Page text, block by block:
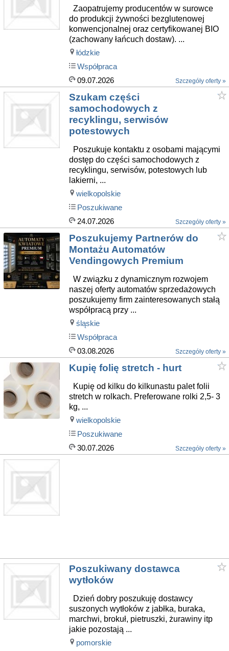
Zaopatrujemy producentów w surowce
do produkcji żywności bezglutenowej
konwencjonalnej oraz certyfikowanej BIO
(zachowany łańcuch dostaw). ...
łódzkie
Współpraca
09.07.2026
Szczegóły oferty »
Szukam części
samochodowych z
recyklingu, serwisów
potestowych
Poszukuje kontaktu z osobami mającymi
dostęp do części samochodowych z
recyklingu, serwisów, potestowych lub
lakierni, ...
wielkopolskie
Poszukiwane
24.07.2026
Szczegóły oferty »
Poszukujemy Partnerów do
Montażu Automatów
Vendingowych Premium
W związku z dynamicznym rozwojem
naszej oferty automatów sprzedażowych
poszukujemy firm zainteresowanych stałą
współpracą przy ...
śląskie
Współpraca
03.08.2026
Szczegóły oferty »
Kupię folię stretch - hurt
Kupię od kilku do kilkunastu palet folii
stretch w rolkach. Preferowane rolki 2,5- 3
kg, ...
wielkopolskie
Poszukiwane
30.07.2026
Szczegóły oferty »
Poszukiwany dostawca
wytłoków
Dzień dobry poszukuję dostawcy
suszonych wytłoków z jabłka, buraka,
marchwi, brokuł, pietruszki, żurawiny itp
jakie pozostają ...
pomorskie